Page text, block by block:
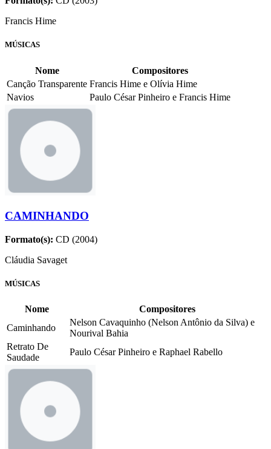
Francis Hime
MÚSICAS
Nome
Compositores
Canção Transparente Francis Hime e Olívia Hime
Navios
Paulo César Pinheiro e Francis Hime
CAMINHANDO
Formato(s): CD (2004)
Cláudia Savaget
MÚSICAS
Nome
Compositores
Caminhando
Nelson Cavaquinho (Nelson Antônio da Silva) e
Nourival Bahia
Retrato De
Saudade
Paulo César Pinheiro e Raphael Rabello